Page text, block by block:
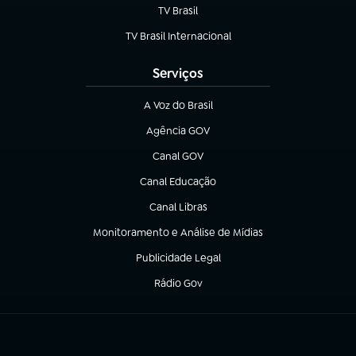
TV Brasil
(abre em nova aba)
TV Brasil Internacional
(abre em nova aba)
Serviços
A Voz do Brasil
(abre em nova aba)
Agência GOV
(abre em nova aba)
Canal GOV
(abre em nova aba)
Canal Educação
(abre em nova aba)
Canal Libras
(abre em nova aba)
Monitoramento e Análise de Mídias
(abre em nova aba)
Publicidade Legal
(abre em nova aba)
Rádio Gov
(abre em nova aba)